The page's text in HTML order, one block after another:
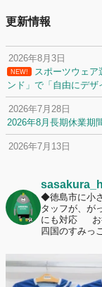
更新情報
2026年8月3日
NEW!
スポーツウェ
ンド」で「自由にデザ
2026年7月28日
2026年8月長期休業期
2026年7月13日
2026年7月2日
名前入りユニフォー
護者は約67%！「や
する声も32.7%に！
応援ユニフォーム、
ームへの愛情が伝わる
◆徳島市に小
タッフが、が
にも対応
四国のすみっ